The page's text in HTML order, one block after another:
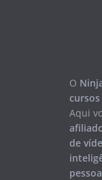
O
Aqui
de